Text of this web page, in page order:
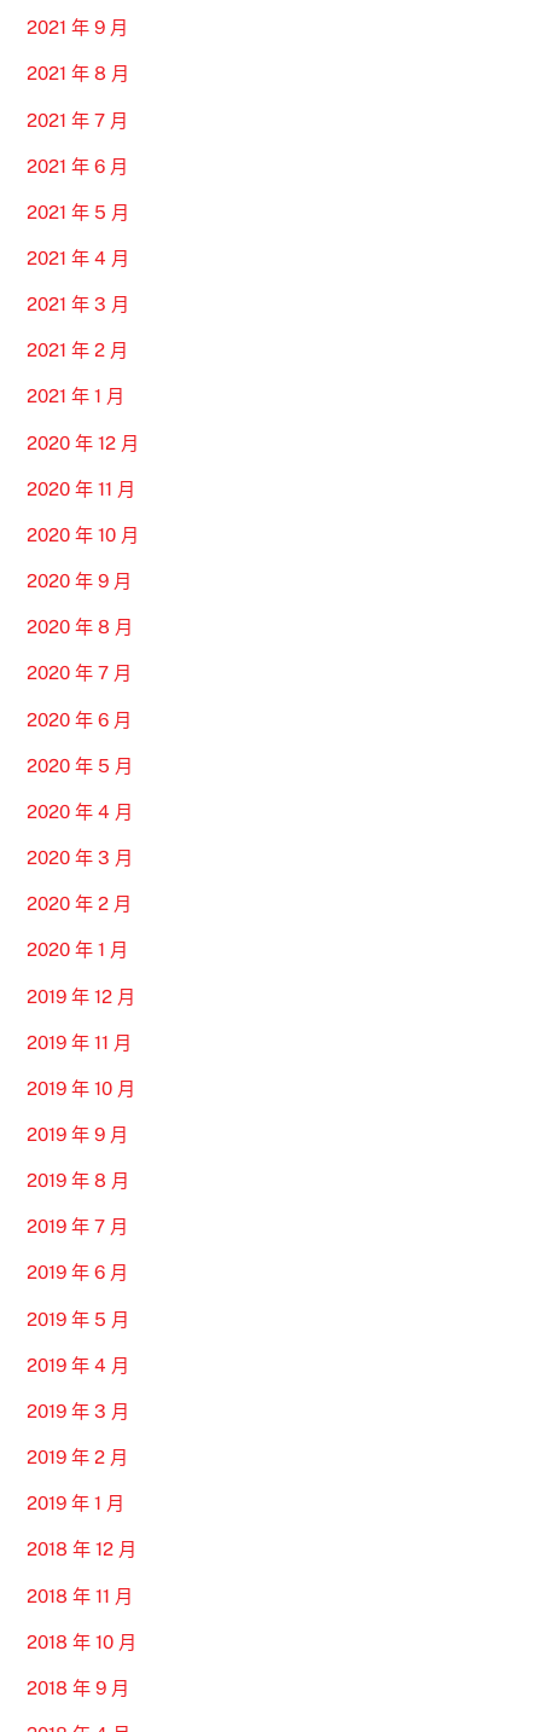
2021 年 9 月
2021 年 8 月
2021 年 7 月
2021 年 6 月
2021 年 5 月
2021 年 4 月
2021 年 3 月
2021 年 2 月
2021 年 1 月
2020 年 12 月
2020 年 11 月
2020 年 10 月
2020 年 9 月
2020 年 8 月
2020 年 7 月
2020 年 6 月
2020 年 5 月
2020 年 4 月
2020 年 3 月
2020 年 2 月
2020 年 1 月
2019 年 12 月
2019 年 11 月
2019 年 10 月
2019 年 9 月
2019 年 8 月
2019 年 7 月
2019 年 6 月
2019 年 5 月
2019 年 4 月
2019 年 3 月
2019 年 2 月
2019 年 1 月
2018 年 12 月
2018 年 11 月
2018 年 10 月
2018 年 9 月